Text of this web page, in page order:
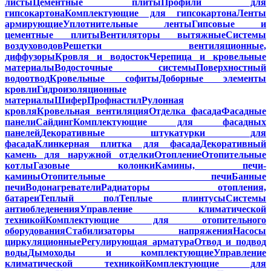
листыЦементные плитыПрофили для
гипсокартонаКомплектующие для гипсокартонаЛенты
армирующиеУплотнительные лентыГипсовые и
цементные плитыВентиляторы вытяжныеСистемы
воздуховодовРешетки вентиляционные,
диффузорыКровля и водостокЧерепица и кровельные
материалыВодосточные системыПоверхностный
водоотводКровельные софитыДоборные элементы
кровлиГидроизоляционные
материалыШиферПрофнастилРулонная
кровляКровельная вентиляцияОтделка фасадаФасадные
панелиСайдингКомплектующие для фасадных
панелейДекоративные штукатурки для
фасадаКлинкерная плитка для фасадаДекоративный
камень для наружной отделкиОтоплениеОтопительные
котлыГазовые колонкиКамины, печи-
каминыОтопительные печиБанные
печиВодонагревателиРадиаторы отопления,
батареиТеплый полТеплые плинтусыСистемы
антиобледененияУправление климатической
техникойКомплектующие для отопительного
оборудованияСтабилизаторы напряженияНасосы
циркуляционныеРегулирующая арматураОтвод и подвод
водыДымоходы и комплектующиеУправление
климатической техникойКомплектующие для